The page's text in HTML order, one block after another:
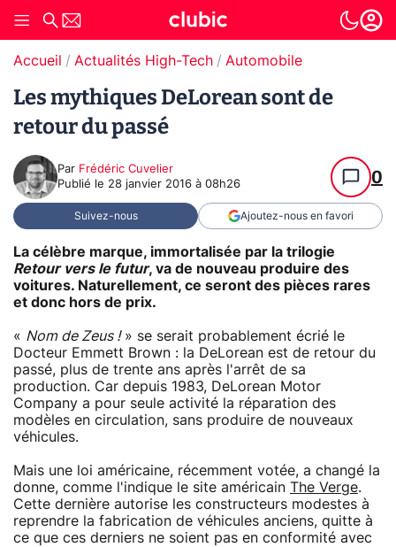
Accueil Actualités High-Tech Automobile
Les mythiques DeLorean sont de
retour du passé
Par Frédéric Cuvelier
Publié le 28 janvier 2016 à 08h26 0
Suivez-nous Ajoutez-nous en favori
La célèbre marque, immortalisée par la trilogie
Retour vers le futur, va de nouveau produire des
voitures. Naturellement, ce seront des pièces rares
et donc hors de prix.
« Nom de Zeus !» se serait probablement écrié le
Docteur Emmett Brown : la DeLorean est de retour du
passé, plus de trente ans après l'arrêt de sa
production. Car depuis 1983, DeLorean Motor
Company a pour seule activité la réparation des
modèles en circulation, sans produire de nouveaux
véhicules.
Mais une loi américaine, récemment votée, a changé la
donne, comme l'indique le site américain The Verge.
Cette dernière autorise les constructeurs modestes à
reprendre la fabrication de véhicules anciens, quitte à
ce que ces derniers ne soient pas en conformité avec